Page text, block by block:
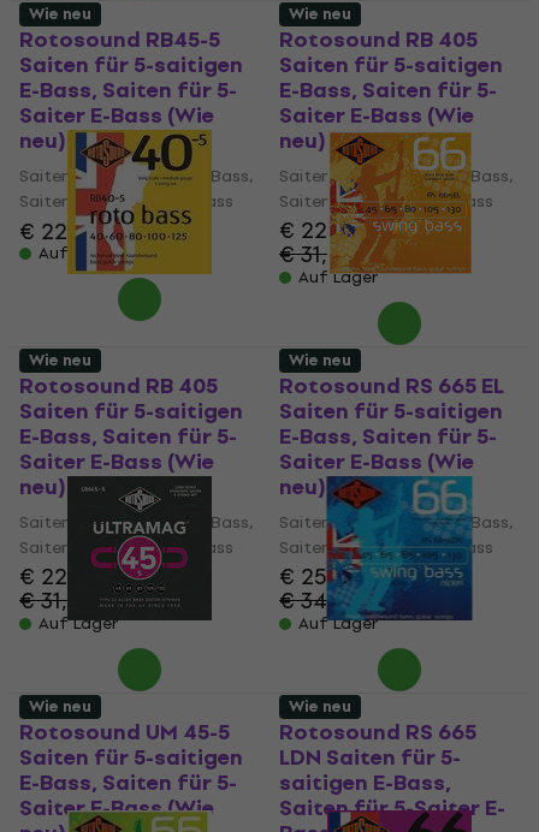
Rotosound RB45-5
Saiten für 5-saitigen
E-Bass, Saiten für 5-
Saiter E-Bass (Wie
neu)
Saiten für 5-saitigen E-Bass,
Saiten für 5-Saiter E-Bass
€ 22,50
Auf Lager
Rotosound RB 405
Saiten für 5-saitigen
E-Bass, Saiten für 5-
Saiter E-Bass (Wie
neu)
Saiten für 5-saitigen E-Bass,
Saiten für 5-Saiter E-Bass
€ 22,50
€ 31,58
Auf Lager
Wie neu
Rotosound RB 405
Saiten für 5-saitigen
E-Bass, Saiten für 5-
Saiter E-Bass (Wie
neu)
Saiten für 5-saitigen E-Bass,
Saiten für 5-Saiter E-Bass
€ 22,50
€ 31,58
- 29 %
Auf Lager
Wie neu
Rotosound RS 665 EL
Saiten für 5-saitigen
E-Bass, Saiten für 5-
Saiter E-Bass (Wie
neu)
Saiten für 5-saitigen E-Bass,
Saiten für 5-Saiter E-Bass
€ 25,30
€ 34,55
Auf Lager
Wie neu
Rotosound UM 45-5
Saiten für 5-saitigen
E-Bass, Saiten für 5-
Saiter E-Bass (Wie
Wie neu
Rotosound RS 665
LDN Saiten für 5-
saitigen E-Bass,
Saiten für 5-Saiter E-
Wie neu Wie neu